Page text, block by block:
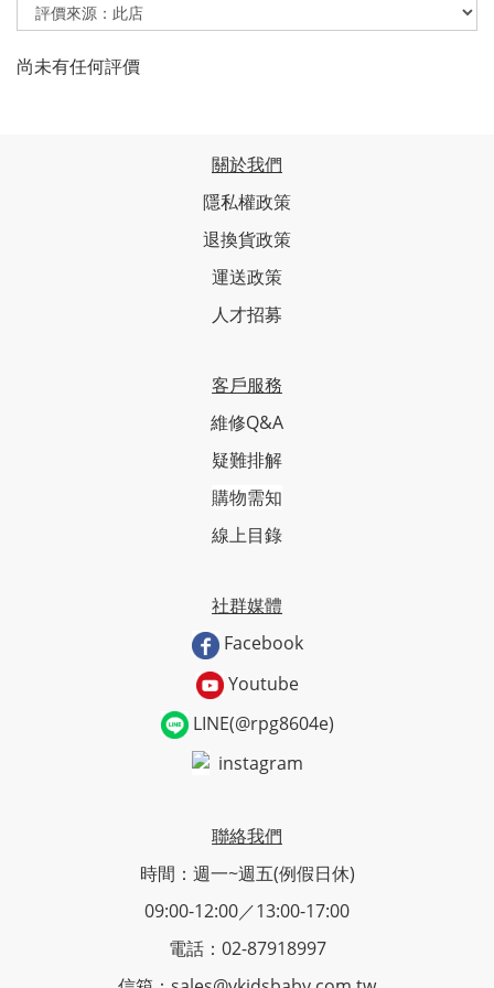
尚未有任何評價
關於我們
隱私權政策
退換貨政策
運送政策
人才招募
客戶服務
維修Q&A
疑難排解
購物需知
線上目錄
社群媒體
Facebook
Youtube
LINE(@rpg8604e)
instagram
聯絡我們
時間：週一~週五(例假日休)
09:00-12:00／13:00-17:00
電話：02-87918997